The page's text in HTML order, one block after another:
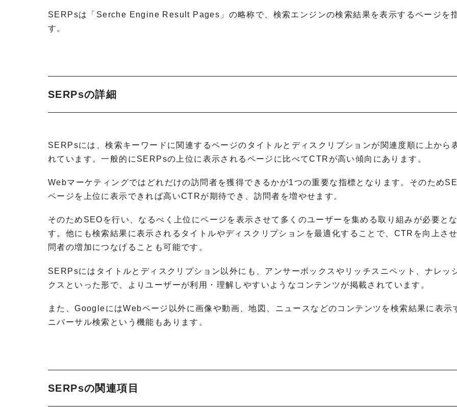
SERPsは「Serche Engine Result Pages」の略称で、検索エンジンの検索結果を表示するページを
す。
SERPsの詳細
SERPsには、検索キーワードに関連するページのタイトルとディスクリプションが関連度順に上から
れています。一般的にSERPsの上位に表示されるページに比べてCTRが高い傾向にあります。
Webマーケティングではどれだけの訪問者を獲得できるかが1つの重要な指標となります。そのため
ページを上位に表示できれば高いCTRが期待でき、訪問者を増やせます。
そのためSEOを行い、なるべく上位にページを表示させて多くのユーザーを集める取り組みが必要とな
す。他にも検索結果に表示されるタイトルやディスクリプションを最適化することで、CTRを向上さ
問者の増加につなげることも可能です。
SERPsにはタイトルとディスクリプション以外にも、アンサーボックスやリッチスニペット、ナレッ
クスといった形で、よりユーザーが利用・理解しやすいようなコンテンツが掲載されています。
また、GoogleにはWebページ以外に画像や動画、地図、ニュースなどのコンテンツを検索結果に表示
ニバーサル検索という機能もあります。
SERPsの関連項目